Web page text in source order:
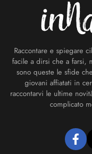
Raccontare e spiegare
facile a dirsi che a farsi,
sono queste le sfide
giovani affiatati in
raccontarvi le ultime
complicato